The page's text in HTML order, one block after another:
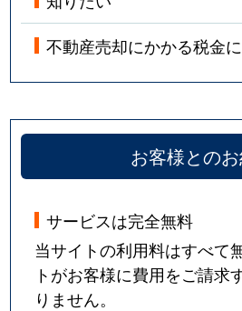
不動産売却にかかる税金
お客様との
サービスは完全無料
当サイトの利用料はすべて
トがお客様に費用をご請求
りません。